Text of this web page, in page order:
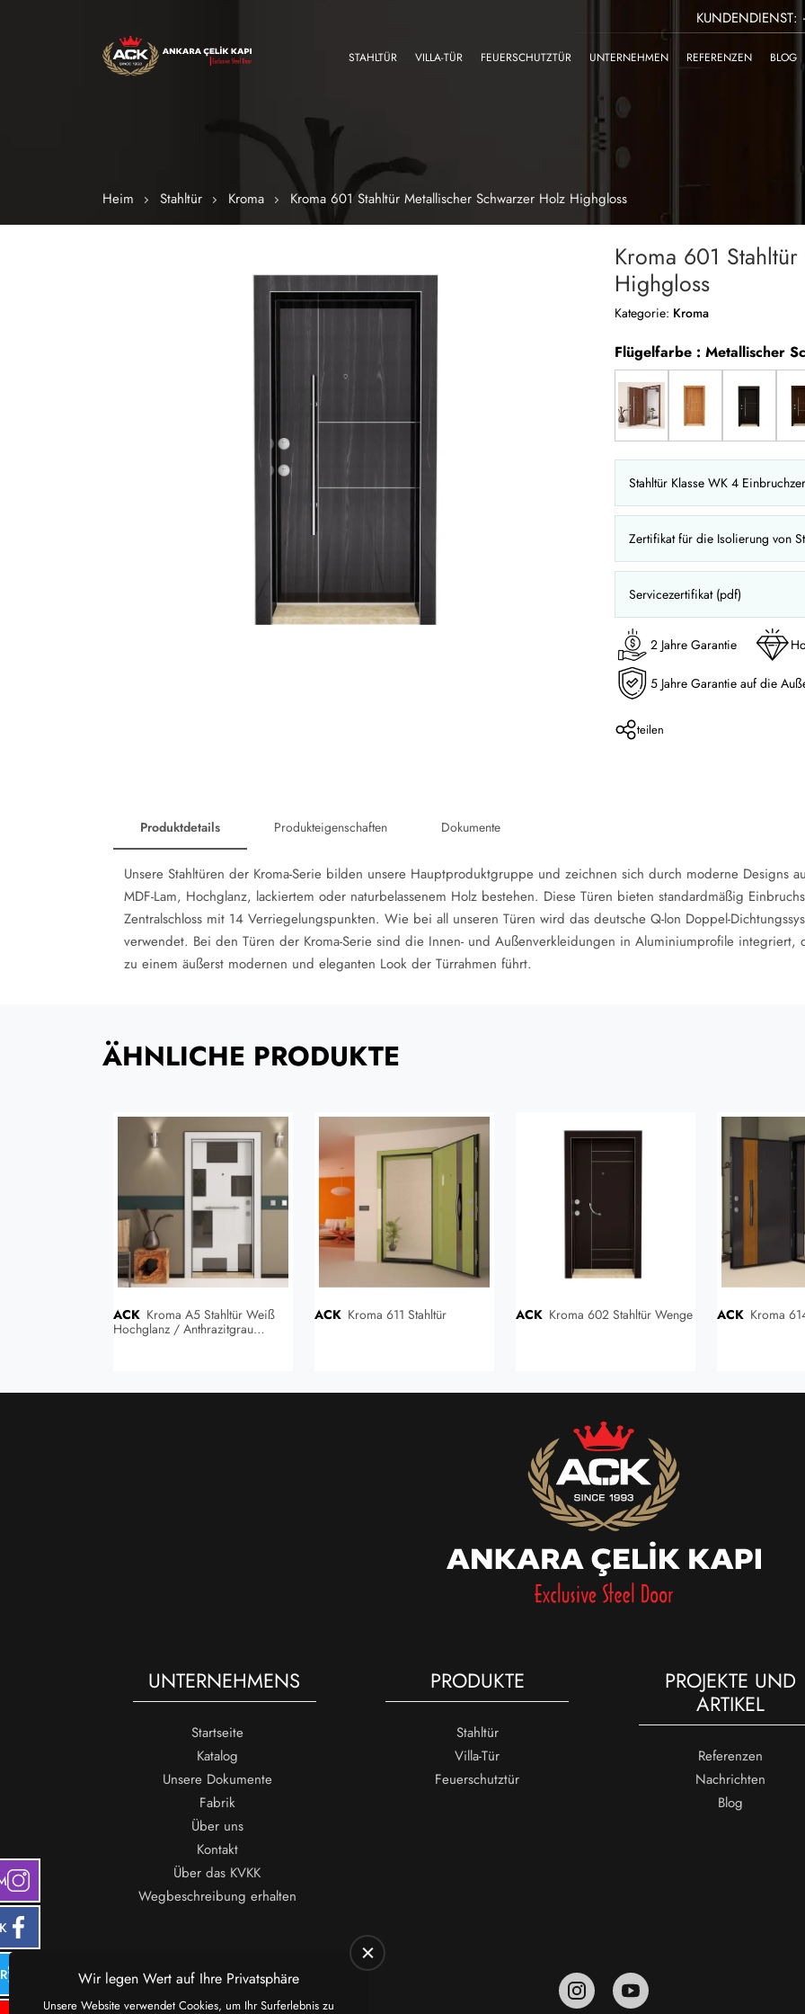
STAHLTÜR VILLA-TÜR FEUERSCHUTZTÜR UNTERNEHMEN REFERENZEN BLOG
Heim Stahltür Kroma Kroma 601 Stahltür Metallischer Schwarzer Holz Highgloss
Kroma 601
Highgloss
Kategorie: Kroma
Flügelfarbe : Metallischer
Stahltür Klasse WK 4
Zertifikat für die Isolierung von
Servicezertifikat (pdf)
2 Jahre Garantie
5 Jahre Garantie auf die
teilen
Produktdetails Produkteigenschaften Dokumente
Unsere Stahltüren der Kroma-Serie bilden unsere Hauptproduktgruppe und zeichnen sich durch moderne Designs
MDF-Lam, Hochglanz, lackiertem oder naturbelassenem Holz bestehen. Diese Türen bieten standardmäßig
Zentralschloss mit 14 Verriegelungspunkten. Wie bei all unseren Türen wird das deutsche Q-lon Doppel-
verwendet. Bei den Türen der Kroma-Serie sind die Innen- und Außenverkleidungen in Aluminiumprofile integriert,
zu einem äußerst modernen und eleganten Look der Türrahmen führt.
ÄHNLICHE PRODUKTE
ACK
Hochglanz / Anthrazitgrau
ACK Kroma 611 Stahltür ACK Kroma 602 Stahltür Wenge ACK Kroma
UNTERNEHMENS
Startseite
Katalog
Unsere Dokumente
Fabrik
Über uns
Kontakt
Über das KVKK
Wegbeschreibung erhalten
PRODUKTE
Stahltür
Villa-Tür
Feuerschutztür
PROJEKTE UND
ARTIKEL
Referenzen
Nachrichten
Blog
Wir legen Wert auf Ihre Privatsphäre
Unsere Website verwendet Cookies, um Ihr Surferlebnis zu